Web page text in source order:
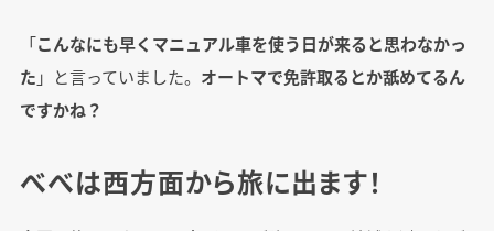
「こんなにも早くマニュアル車を使う日が来ると思わなかっ
た 」と言っていました。 オートマで免許取るとか舐めてるん
ですかね？
べべは西方面から旅に出ます！